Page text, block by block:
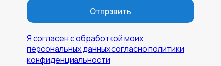
Отправить
Я согласен с обработкой моих
персональных данных согласно политики
конфиденциальности